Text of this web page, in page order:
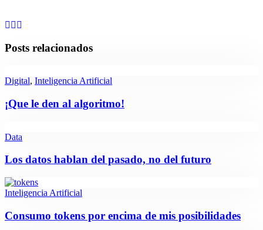
Posts relacionados
Digital, Inteligencia Artificial
¡Que le den al algoritmo!
Data
Los datos hablan del pasado, no del futuro
Inteligencia Artificial
Consumo tokens por encima de mis posibilidades